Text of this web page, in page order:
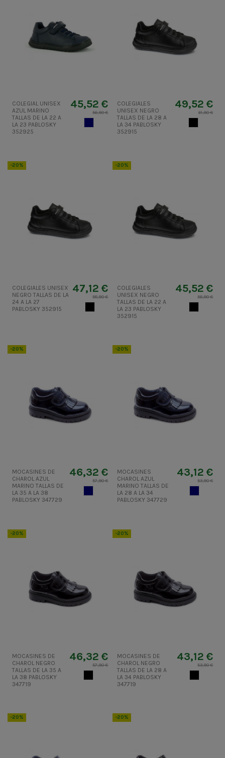
COLEGIAL UNISEX
AZUL MARINO
TALLAS DE LA 22 A
LA 23 PABLOSKY
352925
45,52 €
56,90 €
AZUL MARINO
COLEGIALES
UNISEX NEGRO
TALLAS DE LA 28 A
LA 34 PABLOSKY
352915
49,52 €
61,90 €
-20%
COLEGIALES UNISEX
NEGRO TALLAS DE LA
24 A LA 27
PABLOSKY 352915
47,12 €
58,90 €
-20%
COLEGIALES
UNISEX NEGRO
TALLAS DE LA 22 A
LA 23 PABLOSKY
352915
45,52 €
56,90 €
-20%
MOCASINES DE
CHAROL AZUL
MARINO TALLAS DE
LA 35 A LA 38
PABLOSKY 347729
46,32 €
57,90 €
AZUL MARINO
-20%
MOCASINES
CHAROL AZUL
MARINO TALLAS DE
LA 28 A LA 34
PABLOSKY 347729
43,12 €
53,90 €
-20%
MOCASINES DE
CHAROL NEGRO
TALLAS DE LA 35 A
LA 38 PABLOSKY
347719
46,32 €
57,90 €
-20%
MOCASINES DE
CHAROL NEGRO
TALLAS DE LA 28 A
LA 34 PABLOSKY
347719
43,12 €
53,90 €
-20% -20%